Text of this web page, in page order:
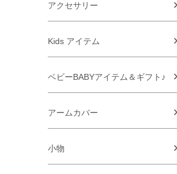
アクセサリー
Kids アイテム
ベビーBABYアイテム＆ギフト♪
アームカバー
小物